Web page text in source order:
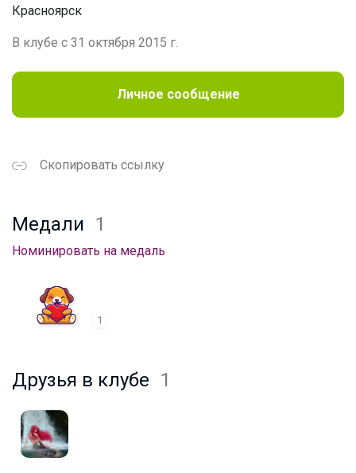
Красноярск
В клубе с 31 октября 2015 г.
Личное сообщение
Скопировать ссылку
Медали 1
Номинировать на медаль
1
Друзья в клубе 1